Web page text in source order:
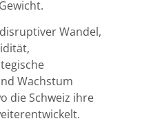
Wandel,
Wachstum
die Schweiz ihre